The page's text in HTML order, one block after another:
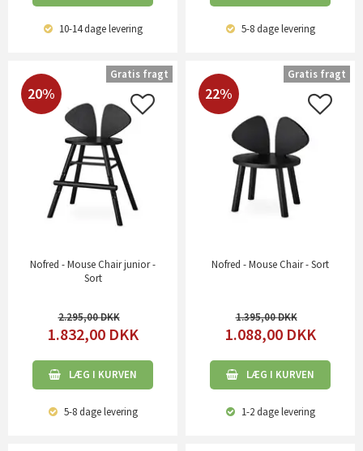
10-14 dagelevering 5-8 dagelevering
20%
Nofred - Mouse Chair junior -
Sort
2.295,00
1.832,00 DKK
LÆG I KURVEN
5-8 dagelevering
Gratis fragt
22%
Nofred - Mouse Chair - Sort
1.395,00
1.088,00 DKK
LÆG I KURVEN
1-2 dagelevering
Gratis fragt